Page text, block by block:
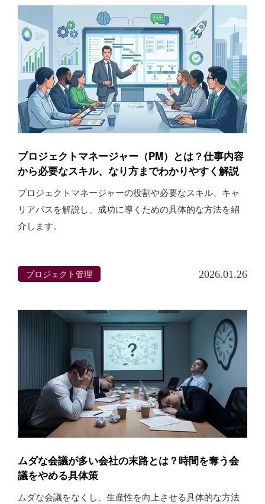
プロジェクトマネージャー（PM）とは？仕事内容
から必要なスキル、なり方までわかりやすく解説
プロジェクトマネージャーの役割や必要なスキル、キャ
リアパスを解説し、成功に導くための具体的な方法を紹
介します。
プロジェクト管理 2026.01.26
ムダな会議が多い会社の末路とは？時間を奪う会
議をやめる具体策
ムダな会議をなくし、生産性を向上させる具体的な方法